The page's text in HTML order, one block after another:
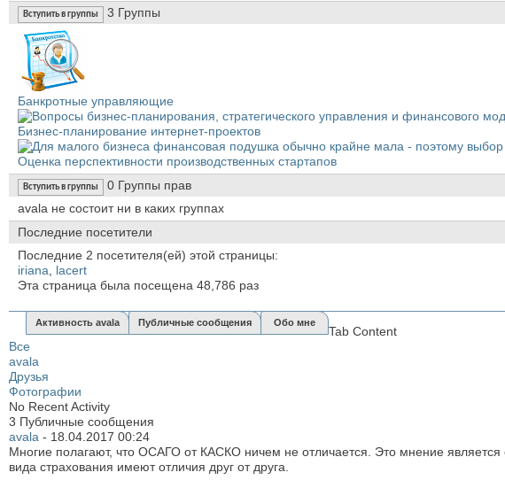
Вступить в группы 3 Группы
Банкротные управляющие
Бизнес-планирование интернет-проектов
Оценка перспективности производственных стартапов
Вступить в группы 0 Группы прав
avala не состоит ни в каких группах
Последние посетители
Последние 2 посетителя(ей) этой страницы:
iriana
lacert
Эта страница была посещена 48,786 раз
Активность avala Публичные сообщения Обо мне
Tab Content
Все
avala
Друзья
Фотографии
No Recent Activity
3 Публичные сообщения
avala - 18.04.2017 00:24
Многие полагают, что ОСАГО от КАСКО ничем не отличается. Это мнение
вида страхования имеют отличия друг от друга.